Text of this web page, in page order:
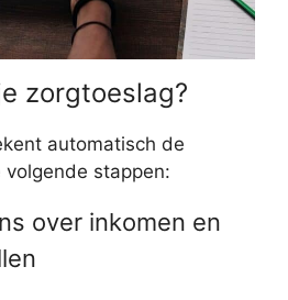
zorgtoeslag?
automatisch de
stappen:
over inkomen en